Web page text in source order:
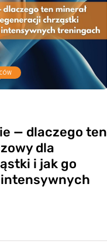
— dlaczego ten
dla
i jak go